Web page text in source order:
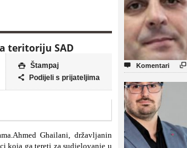
teritoriju SAD
 Štampaj
 Podijeli s prijateljima
Ghailani, državljanin
koja ga tereti za sudjelovanje u
 Komentari 